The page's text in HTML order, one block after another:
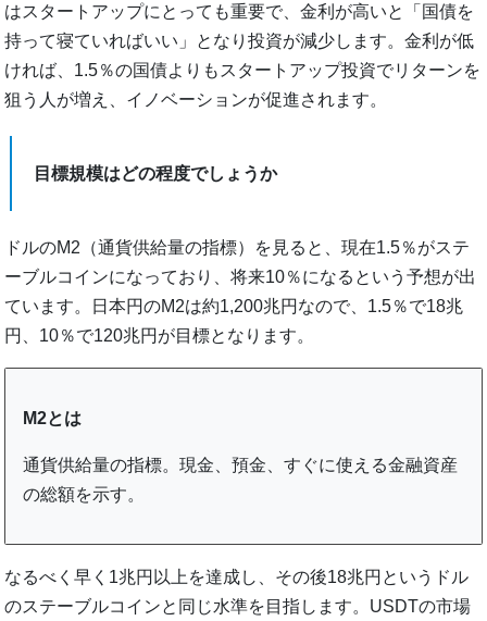
はスタートアップにとっても重要で、金利が高いと「国債を
持って寝ていればいい」となり投資が減少します。金利が低
ければ、1.5％の国債よりもスタートアップ投資でリターンを
狙う人が増え、イノベーションが促進されます。
目標規模はどの程度でしょうか
ドルのM2（通貨供給量の指標）を見ると、現在1.5％がステ
ーブルコインになっており、将来10％になるという予想が出
ています。日本円のM2は約1,200兆円なので、1.5％で18兆
円、10％で120兆円が目標となります。
M2とは
通貨供給量の指標。現金、預金、すぐに使える金融資産
の総額を示す。
なるべく早く1兆円以上を達成し、その後18兆円というドル
のステーブルコインと同じ水準を目指します。USDTの市場